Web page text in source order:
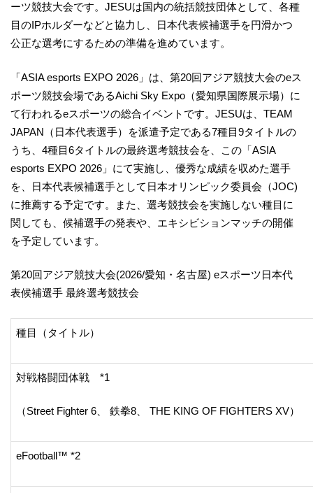
ーツ競技大会です。JESUは国内の統括競技団体として、各種
目のIPホルダーなどと協力し、日本代表候補選手を円滑かつ
公正な選考にするための準備を進めています。
「ASIA esports EXPO 2026」は、第20回アジア競技大会のeス
ポーツ競技会場であるAichi Sky Expo（愛知県国際展示場）に
て行われるeスポーツの総合イベントです。JESUは、TEAM
JAPAN（日本代表選手）を派遣予定である7種目9タイトルの
うち、4種目6タイトルの最終選考競技会を、この「ASIA
esports EXPO 2026」にて実施し、優秀な成績を収めた選手
を、日本代表候補選手として日本オリンピック委員会（JOC)
に推薦する予定です。また、選考競技会を実施しない種目に
関しても、候補選手の発表や、エキシビションマッチの開催
を予定しています。
第20回アジア競技大会(2026/愛知・名古屋) eスポーツ日本代
表候補選手 最終選考競技会
種目（タイトル）
対戦格闘団体戦 *1
（Street Fighter 6、 鉄拳8、 THE KING OF FIGHTERS XV）
eFootball™ *2